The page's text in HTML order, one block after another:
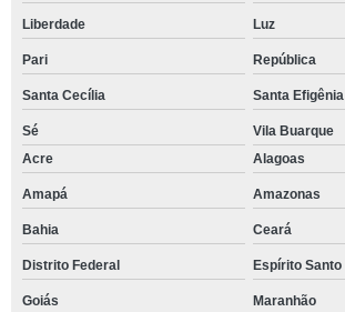
Liberdade Luz
Pari República
Santa Cecília Santa Efigênia
Sé
Vila Buarque
Acre
Alagoas
Amapá Amazonas
Bahia Ceará
Distrito Federal Espírito Santo
Goiás Maranhão